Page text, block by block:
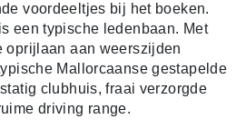
voordeeltjes bij het boeken.
een typische ledenbaan. Met
oprijlaan aan weerszijden
Mallorcaanse gestapelde
clubhuis, fraai verzorgde
driving range.